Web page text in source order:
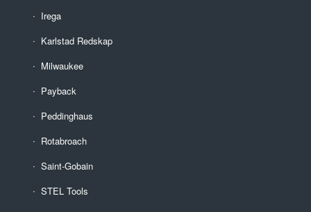
Irega
Karlstad Redskap
Milwaukee
Payback
Peddinghaus
Rotabroach
Saint-Gobain
STEL Tools